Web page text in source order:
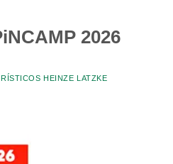
2026
HEINZE LATZKE